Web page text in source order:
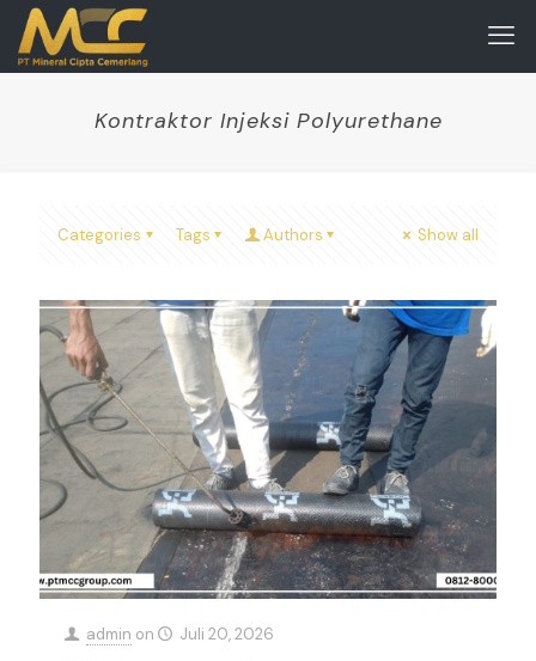
Kontraktor Injeksi Polyurethane
Categories Tags Authors Show all
admin on Juli 20, 2026